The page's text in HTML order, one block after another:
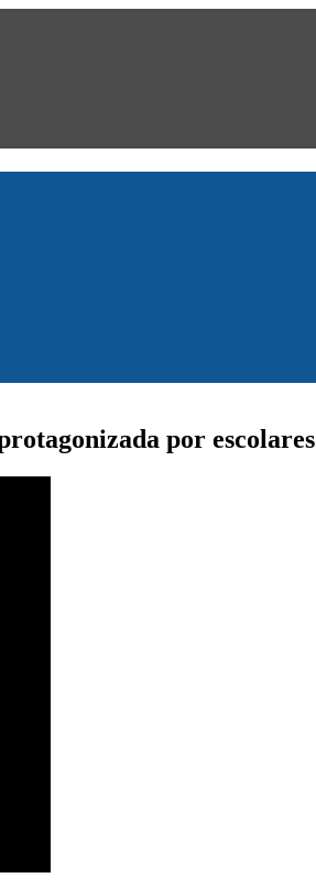
por escolares